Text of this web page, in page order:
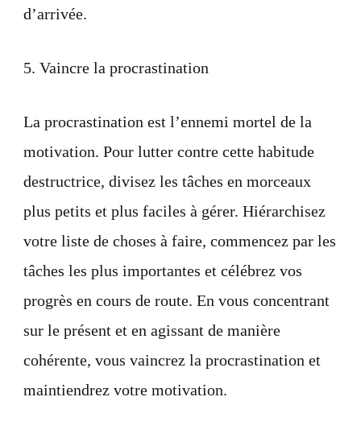
d’arrivée.
5. Vaincre la procrastination
La procrastination est l’ennemi mortel de la
motivation. Pour lutter contre cette habitude
destructrice, divisez les tâches en morceaux
plus petits et plus faciles à gérer. Hiérarchisez
votre liste de choses à faire, commencez par les
tâches les plus importantes et célébrez vos
progrès en cours de route. En vous concentrant
sur le présent et en agissant de manière
cohérente, vous vaincrez la procrastination et
maintiendrez votre motivation.